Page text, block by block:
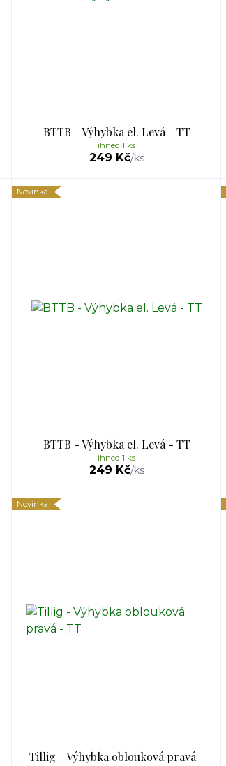
BTTB - Výhybka el. Levá - TT
249 Kč/ks
ihned 1 ks
Novinka
BTTB - Výhybka el. Levá - TT
249 Kč/ks
ihned 1 ks
Novinka
Tillig - Výhybka oblouková pravá -